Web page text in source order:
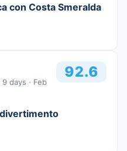
con Costa Smeralda
9 days · Feb
92.6